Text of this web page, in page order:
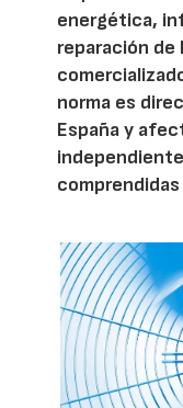
energética,
reparación
norma es
España y